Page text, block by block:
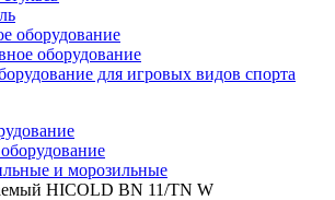
оборудование
оборудование
для игровых видов спорта
и морозильные
HICOLD BN 11/TN W